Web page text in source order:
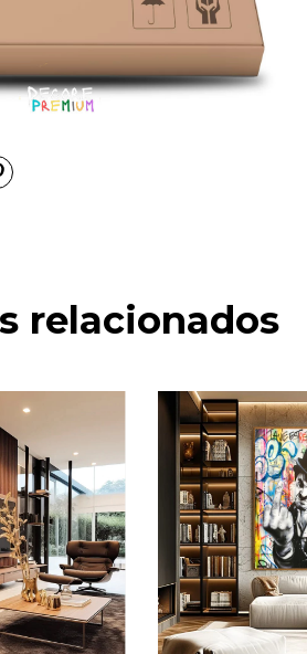
relacionados